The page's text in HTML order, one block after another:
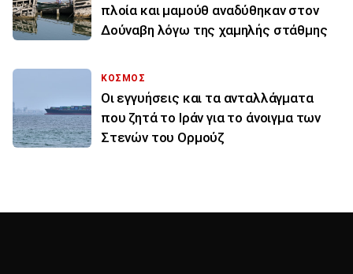
πλοία και μαμούθ αναδύθηκαν στον
Δούναβη λόγω της χαμηλής στάθμης
ΚΟΣΜΟΣ
Οι εγγυήσεις και τα ανταλλάγματα
που ζητά το Ιράν για το άνοιγμα των
Στενών του Ορμούζ